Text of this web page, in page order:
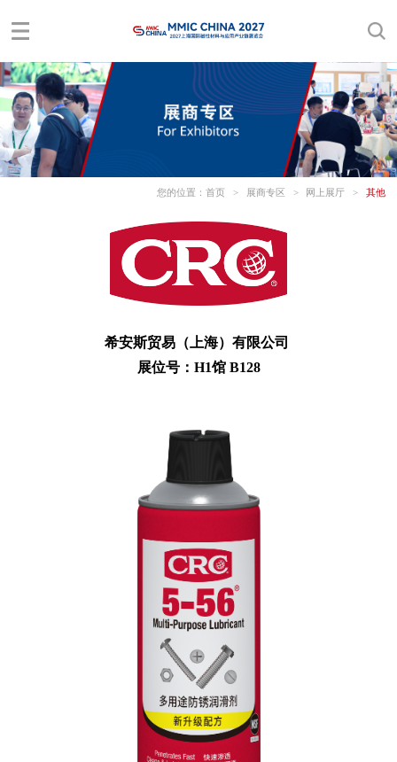
您的位置：首页 > 展商专区 > 网上展厅 > 其他
希安斯贸易（上海）有限公司
展位号：H1馆 B128